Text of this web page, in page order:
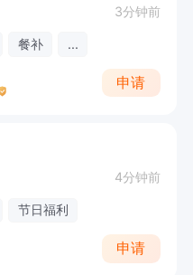
3分钟前
餐补 ...
申请
4分钟前
节日福利
申请